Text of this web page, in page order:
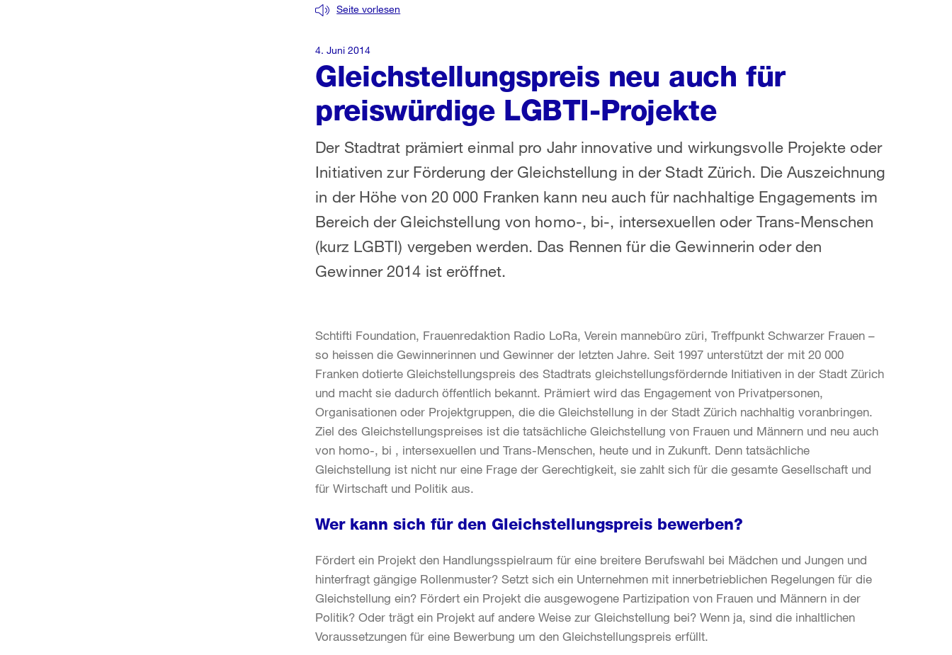
Gleichstellungspreis neu auch für
preiswürdige LGBTI-Projekte
Seite vorlesen
Der Stadtrat prämiert einmal pro Jahr innovative und wirkungsvolle Projekte oder
Initiativen zur Förderung der Gleichstellung in der Stadt Zürich. Die Auszeichnung
in der Höhe von 20 000 Franken kann neu auch für nachhaltige Engagements im
Bereich der Gleichstellung von homo-, bi-, intersexuellen oder Trans-Menschen
(kurz LGBTI) vergeben werden. Das Rennen für die Gewinnerin oder den
Gewinner 2014 ist eröffnet.
4. Juni 2014
Schtifti Foundation, Frauenredaktion Radio LoRa, Verein mannebüro züri, Treffpunkt Schwarzer Frauen –
so heissen die Gewinnerinnen und Gewinner der letzten Jahre. Seit 1997 unterstützt der mit 20 000
Franken dotierte Gleichstellungspreis des Stadtrats gleichstellungsfördernde Initiativen in der Stadt Zürich
und macht sie dadurch öffentlich bekannt. Prämiert wird das Engagement von Privatpersonen,
Organisationen oder Projektgruppen, die die Gleichstellung in der Stadt Zürich nachhaltig voranbringen.
Ziel des Gleichstellungspreises ist die tatsächliche Gleichstellung von Frauen und Männern und neu auch
von homo-, bi , intersexuellen und Trans-Menschen, heute und in Zukunft. Denn tatsächliche
Gleichstellung ist nicht nur eine Frage der Gerechtigkeit, sie zahlt sich für die gesamte Gesellschaft und
für Wirtschaft und Politik aus.
Wer kann sich für den Gleichstellungspreis bewerben?
Fördert ein Projekt den Handlungsspielraum für eine breitere Berufswahl bei Mädchen und Jungen und
hinterfragt gängige Rollenmuster? Setzt sich ein Unternehmen mit innerbetrieblichen Regelungen für die
Gleichstellung ein? Fördert ein Projekt die ausgewogene Partizipation von Frauen und Männern in der
Politik? Oder trägt ein Projekt auf andere Weise zur Gleichstellung bei? Wenn ja, sind die inhaltlichen
Voraussetzungen für eine Bewerbung um den Gleichstellungspreis erfüllt.